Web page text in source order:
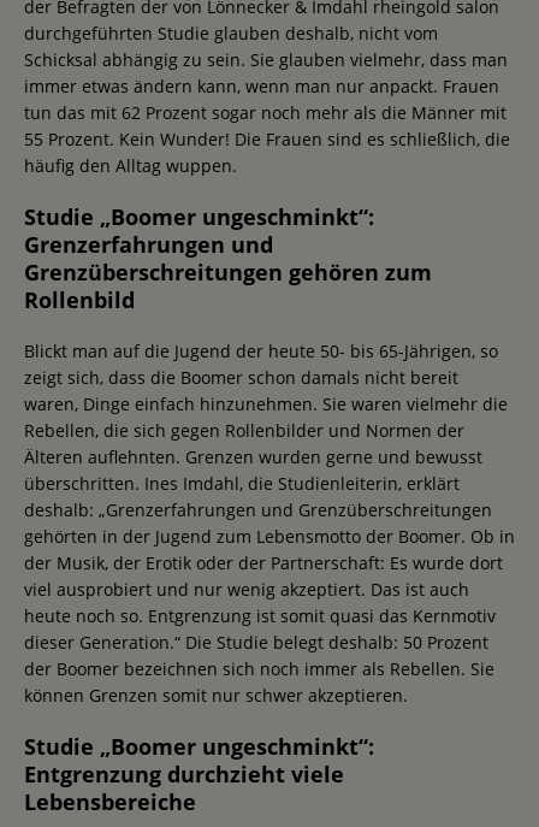
der Befragten der von Lönnecker & Imdahl rheingold salon
durchgeführten Studie glauben deshalb, nicht vom
Schicksal abhängig zu sein. Sie glauben vielmehr, dass man
immer etwas ändern kann, wenn man nur anpackt. Frauen
tun das mit 62 Prozent sogar noch mehr als die Männer mit
55 Prozent. Kein Wunder! Die Frauen sind es schließlich, die
häufig den Alltag wuppen.
Studie „Boomer ungeschminkt“:
Grenzerfahrungen und
Grenzüberschreitungen gehören zum
Rollenbild
Blickt man auf die Jugend der heute 50- bis 65-Jährigen, so
zeigt sich, dass die Boomer schon damals nicht bereit
waren, Dinge einfach hinzunehmen. Sie waren vielmehr die
Rebellen, die sich gegen Rollenbilder und Normen der
Älteren auflehnten. Grenzen wurden gerne und bewusst
überschritten. Ines Imdahl, die Studienleiterin, erklärt
deshalb: „Grenzerfahrungen und Grenzüberschreitungen
gehörten in der Jugend zum Lebensmotto der Boomer. Ob in
der Musik, der Erotik oder der Partnerschaft: Es wurde dort
viel ausprobiert und nur wenig akzeptiert. Das ist auch
heute noch so. Entgrenzung ist somit quasi das Kernmotiv
dieser Generation.“ Die Studie belegt deshalb: 50 Prozent
der Boomer bezeichnen sich noch immer als Rebellen. Sie
können Grenzen somit nur schwer akzeptieren.
Studie „Boomer ungeschminkt“:
Entgrenzung durchzieht viele
Lebensbereiche